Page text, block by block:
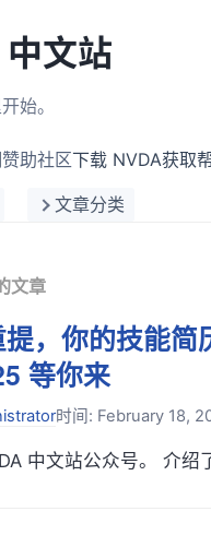
文站
始。
赞助社区下载 NVDA获取
文章分类
文章
提，你的技能
等你来
时间: February 18,
中文站公众号。 介绍